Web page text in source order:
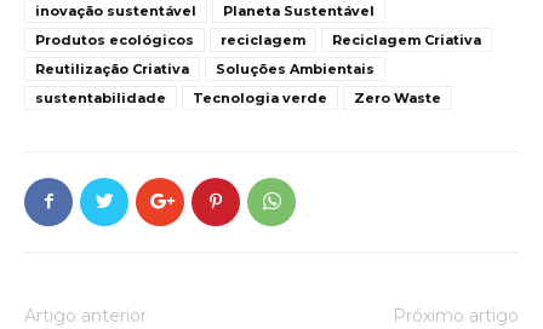
inovação sustentável
Planeta Sustentável
Produtos ecológicos
reciclagem
Reciclagem Criativa
Reutilização Criativa
Soluções Ambientais
sustentabilidade
Tecnologia verde Zero Waste
Artigo anterior Próximo artigo